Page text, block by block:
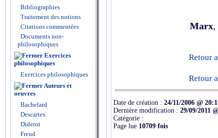
Bibliographies
Traitement des notions
Citations commentées
Documents non-
philosophiques
Exercices
philosophiques
Exercices philosophiques
Auteurs et
oeuvres
Bachelard
Descartes
Diderot
Freud
Marx,
Retour
Retour
Date de création : 24/11/2006 @
Dernière modification : 29/09/2011
Catégorie :
Page lue 10709 fois